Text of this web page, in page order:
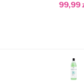
99,99